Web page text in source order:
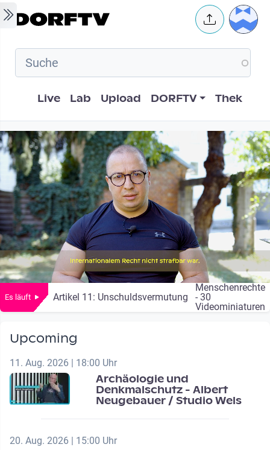
Skip to main content User
Hauptnavigation
Live Lab Upload DORFTV Thek
Es läuft Artikel 11: Unschuldsvermutung
Menschenrechte
- 30
Videominiaturen
Upcoming
11. Aug. 2026 | 18:00 Uhr
Archäologie und
Denkmalschutz - Albert
Neugebauer / Studio Wels
20. Aug. 2026 | 15:00 Uhr